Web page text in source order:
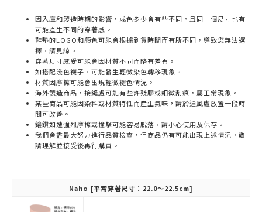
因入庫和製造時期的影響，成色多少會有些不同。且同一個尺寸也有
可能產生不同的穿著感。
鞋墊的LOGO和顏色可能會根據到貨時間而有所不同，導致您無法選
擇，請見諒。
穿著尺寸感受可能會因材質不同而略有差異。
如搭配淺色襪子，可能發生輕微染色轉移現象。
材質因摩擦可能會出現輕微褪色情況。
海外製造商品，接縫處可能有些許殘膠或細微刮痕，屬正常現象。
某些商品可能因染料或材質特性而產生氣味，請於通風處放置一段時
間可改善。
鑲鑽如遭強烈摩擦或撞擊可能容易脫落，請小心使用及保存。
我們會盡最大努力進行品質檢查，但商品仍有可能出現上述情況，敬
請理解並接受後再行購買。
Naho [平常穿著尺寸：22.0～22.5cm]